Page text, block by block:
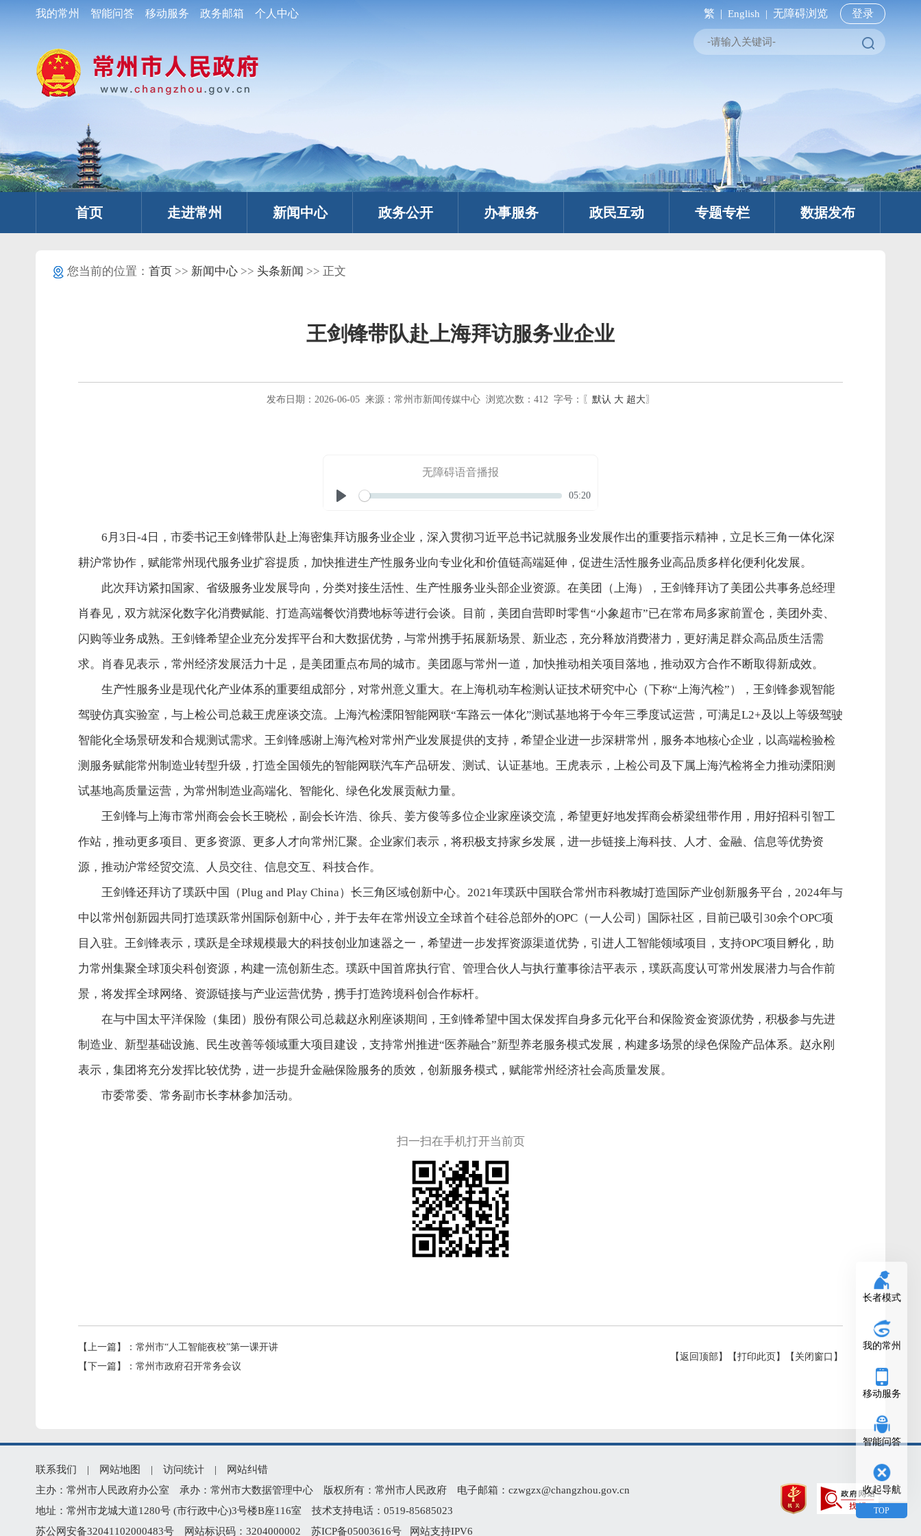
我的常州 智能问答 移动服务 政务邮箱 个人中心 繁 | English | 无障碍浏览 登录
首页 走进常州 新闻中心 政务公开 办事服务 政民互动 专题专栏 数据发布
您当前的位置： 首页>> 新闻中心>> 头条新闻 >> 正文
王剑锋带队赴上海拜访服务业企业
发布日期：2026-06-05 来源： 常州市新闻传媒中心 浏览次数： 412字号：〖 默认 大 超大〗
无障碍语音播报
Seek
Current
05:20
6月3日-4日，市委书记王剑锋带队赴上海密集拜访服务业企业，深入贯彻习近平总书记就服务业发展作出的重要指示精神，立足长三角一体化深
耕沪常协作，赋能常州现代服务业扩容提质，加快推进生产性服务业向专业化和价值链高端延伸，促进生活性服务业高品质多样化便利化发展。
此次拜访紧扣国家、省级服务业发展导向，分类对接生活性、生产性服务业头部企业资源。在美团（上海），王剑锋拜访了美团公共事务总经理
肖春见，双方就深化数字化消费赋能、打造高端餐饮消费地标等进行会谈。目前，美团自营即时零售“小象超市”已在常布局多家前置仓，美团外卖、
闪购等业务成熟。王剑锋希望企业充分发挥平台和大数据优势，与常州携手拓展新场景、新业态，充分释放消费潜力，更好满足群众高品质生活需
求。肖春见表示，常州经济发展活力十足，是美团重点布局的城市。美团愿与常州一道，加快推动相关项目落地，推动双方合作不断取得新成效。
生产性服务业是现代化产业体系的重要组成部分，对常州意义重大。在上海机动车检测认证技术研究中心（下称“上海汽检”），王剑锋参观智能
驾驶仿真实验室，与上检公司总裁王虎座谈交流。上海汽检溧阳智能网联“车路云一体化”测试基地将于今年三季度试运营，可满足L2+及以上等级驾驶
智能化全场景研发和合规测试需求。王剑锋感谢上海汽检对常州产业发展提供的支持，希望企业进一步深耕常州，服务本地核心企业，以高端检验检
测服务赋能常州制造业转型升级，打造全国领先的智能网联汽车产品研发、测试、认证基地。王虎表示，上检公司及下属上海汽检将全力推动溧阳测
试基地高质量运营，为常州制造业高端化、智能化、绿色化发展贡献力量。
王剑锋与上海市常州商会会长王晓松，副会长许浩、徐兵、姜方俊等多位企业家座谈交流，希望更好地发挥商会桥梁纽带作用，用好招科引智工
作站，推动更多项目、更多资源、更多人才向常州汇聚。企业家们表示，将积极支持家乡发展，进一步链接上海科技、人才、金融、信息等优势资
源，推动沪常经贸交流、人员交往、信息交互、科技合作。
王剑锋还拜访了璞跃中国（Plug and Play China）长三角区域创新中心。2021年璞跃中国联合常州市科教城打造国际产业创新服务平台，2024年与
中以常州创新园共同打造璞跃常州国际创新中心，并于去年在常州设立全球首个硅谷总部外的OPC（一人公司）国际社区，目前已吸引30余个OPC项
目入驻。王剑锋表示，璞跃是全球规模最大的科技创业加速器之一，希望进一步发挥资源渠道优势，引进人工智能领域项目，支持OPC项目孵化，助
力常州集聚全球顶尖科创资源，构建一流创新生态。璞跃中国首席执行官、管理合伙人与执行董事徐洁平表示，璞跃高度认可常州发展潜力与合作前
景，将发挥全球网络、资源链接与产业运营优势，携手打造跨境科创合作标杆。
在与中国太平洋保险（集团）股份有限公司总裁赵永刚座谈期间，王剑锋希望中国太保发挥自身多元化平台和保险资金资源优势，积极参与先进
制造业、新型基础设施、民生改善等领域重大项目建设，支持常州推进“医养融合”新型养老服务模式发展，构建多场景的绿色保险产品体系。赵永刚
表示，集团将充分发挥比较优势，进一步提升金融保险服务的质效，创新服务模式，赋能常州经济社会高质量发展。
市委常委、常务副市长李林参加活动。
扫一扫在手机打开当前页
【上一篇】： 常州市“人工智能夜校”第一课开讲
【下一篇】： 常州市政府召开常务会议
【返回顶部】 【打印此页】 【关闭窗口】
联系我们 | 网站地图 | 访问统计 |
网站纠错
主办：常州市人民政府办公室 承办：常州市大数据管理中心 版权所有：常州市人民政府 电子邮箱：czwgzx@changzhou.gov.cn
地址：常州市龙城大道1280号 (市行政中心)3号楼B座116室 技术支持电话：0519-85685023
苏公网安备32041102000483号 网站标识码：3204000002 苏ICP备05003616号 网站支持IPV6
长者模式
我的常州
移动服务
智能问答
收起导航
TOP